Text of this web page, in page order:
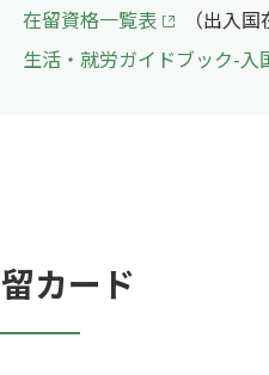
在留資格一覧表
（出入
生活・就労ガイドブック-入
カード